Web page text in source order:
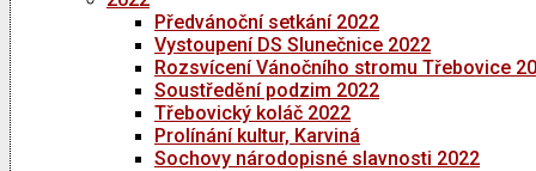
Předvánoční setkání 2022
Vystoupení DS Slunečnice 2022
Rozsvícení Vánočního stromu Třebovice
Soustředění podzim 2022
Třebovický koláč 2022
Prolínání kultur, Karviná
Sochovy národopisné slavnosti 2022